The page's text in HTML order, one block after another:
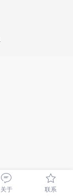
关于 联系